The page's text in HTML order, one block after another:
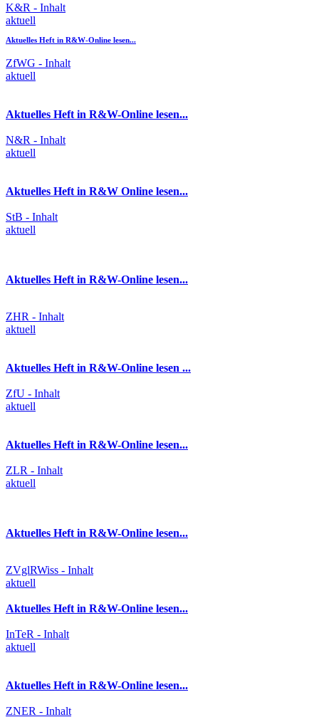
K&R - Inhalt
aktuell
Aktuelles Heft in R&W-Online lesen...
ZfWG - Inhalt
aktuell
Aktuelles Heft in R&W-Online lesen...
N&R - Inhalt
aktuell
Aktuelles Heft in R&W Online lesen...
StB - Inhalt
aktuell
Aktuelles Heft in R&W-Online lesen...
ZHR - Inhalt
aktuell
Aktuelles Heft in R&W-Online lesen ...
ZfU - Inhalt
aktuell
Aktuelles Heft in R&W-Online lesen...
ZLR - Inhalt
aktuell
Aktuelles Heft in R&W-Online lesen...
ZVglRWiss - Inhalt
aktuell
Aktuelles Heft in R&W-Online lesen...
InTeR - Inhalt
aktuell
Aktuelles Heft in R&W-Online lesen...
ZNER - Inhalt